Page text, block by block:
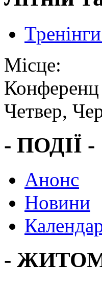
Місце:
Конференц
Четвер,
- ПОДІЇ -
Анонс
Новини
-